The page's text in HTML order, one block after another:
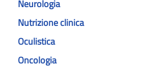
Neurologia
Nutrizione clinica
Oculistica
Oncologia